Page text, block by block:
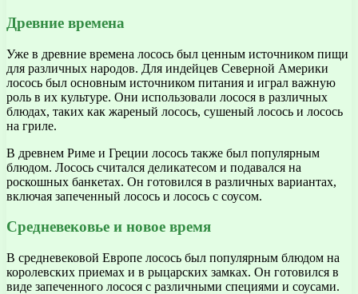
Древние времена
Уже в древние времена лосось был ценным источником пищи
для различных народов. Для индейцев Северной Америки
лосось был основным источником питания и играл важную
роль в их культуре. Они использовали лосося в различных
блюдах, таких как жареный лосось, сушеный лосось и лосось
на гриле.
В древнем Риме и Греции лосось также был популярным
блюдом. Лосось считался деликатесом и подавался на
роскошных банкетах. Он готовился в различных вариантах,
включая запеченный лосось и лосось с соусом.
Средневековье и новое время
В средневековой Европе лосось был популярным блюдом на
королевских приемах и в рыцарских замках. Он готовился в
виде запеченного лосося с различными специями и соусами.